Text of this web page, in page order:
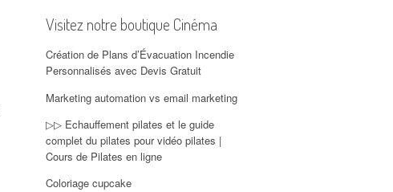
Visitez notre boutique Cinéma
Création de Plans d’Évacuation Incendie
Personnalisés avec Devis Gratuit
Marketing automation vs email marketing
▷▷ Echauffement pilates et le guide
complet du pilates pour vidéo pilates |
Cours de Pilates en ligne
Coloriage cupcake